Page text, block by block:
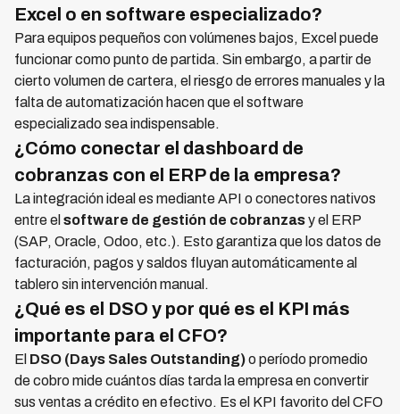
Excel o en software especializado?
Para equipos pequeños con volúmenes bajos, Excel puede
funcionar como punto de partida. Sin embargo, a partir de
cierto volumen de cartera, el riesgo de errores manuales y la
falta de automatización hacen que el software
especializado sea indispensable.
¿Cómo conectar el dashboard de
cobranzas con el ERP de la empresa?
La integración ideal es mediante API o conectores nativos
entre el software de gestión de cobranzasy el ERP
(SAP, Oracle, Odoo, etc.). Esto garantiza que los datos de
facturación, pagos y saldos fluyan automáticamente al
tablero sin intervención manual.
¿Qué es el DSO y por qué es el KPI más
importante para el CFO?
El DSO (Days Sales Outstanding)o período promedio
de cobro mide cuántos días tarda la empresa en convertir
sus ventas a crédito en efectivo. Es el KPI favorito del CFO